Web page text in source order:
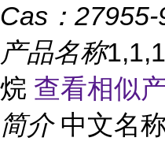
Cas： 27955-
产品名称
烷 查看相似
简介 中文名